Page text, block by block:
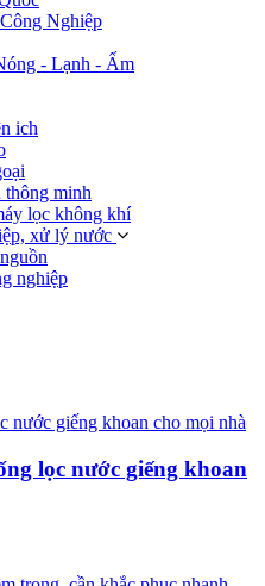
Nghiệp
- Lạnh - Ấm
ich
thông minh
lọc không khí
xử lý nước
nghiệp
lọc nước giếng khoan